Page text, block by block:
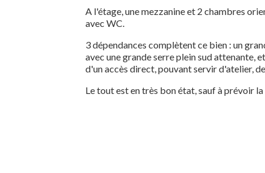
A l'étage, une mezzanine et 2 chambres
avec WC.
3 dépendances complètent ce bien : un
avec une grande serre plein sud attenante,
d'un accès direct, pouvant servir d'atelier,
Le tout est en très bon état, sauf à prévoir